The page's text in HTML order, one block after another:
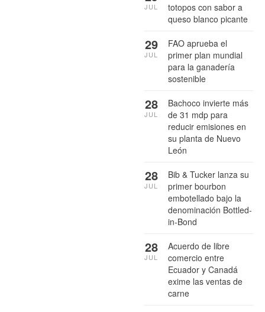
totopos con sabor a
queso blanco picante
JUL
FAO aprueba el
primer plan mundial
para la ganadería
sostenible
29
JUL
Bachoco invierte más
de 31 mdp para
reducir emisiones en
su planta de Nuevo
León
28
JUL
Bib & Tucker lanza su
primer bourbon
embotellado bajo la
denominación Bottled-
in-Bond
28
JUL
Acuerdo de libre
comercio entre
Ecuador y Canadá
exime las ventas de
carne
28
JUL